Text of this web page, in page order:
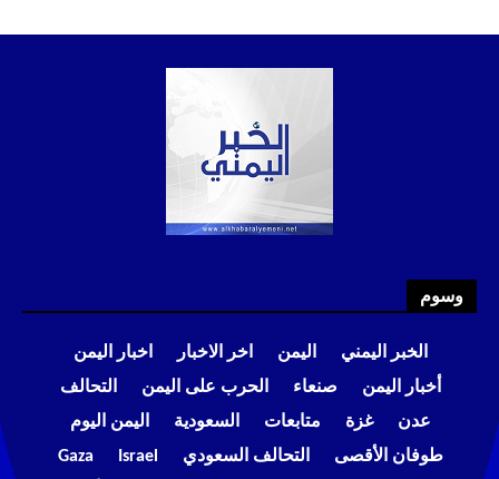
وسوم
الخبر اليمني اليمن اخر الاخبار
اخبار اليمن
أخبار اليمن
صنعاء الحرب على اليمن
التحالف
عدن
غزة متابعات السعودية
اليمن اليوم
طوفان الأقصى
التحالف السعودي Israel
Gaza